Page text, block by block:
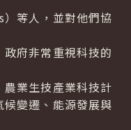
等人，並對他們協
府非常重視科技的
業生技產業科技計
變遷、能源發展與